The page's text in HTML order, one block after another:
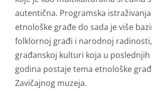
autentična. Programska
etnološke građe do sada je više
folklornoj građi i narodnoj
građanskoj kulturi koja u poslednjih
godina postaje tema etnološke
Zavičajnog muzeja.